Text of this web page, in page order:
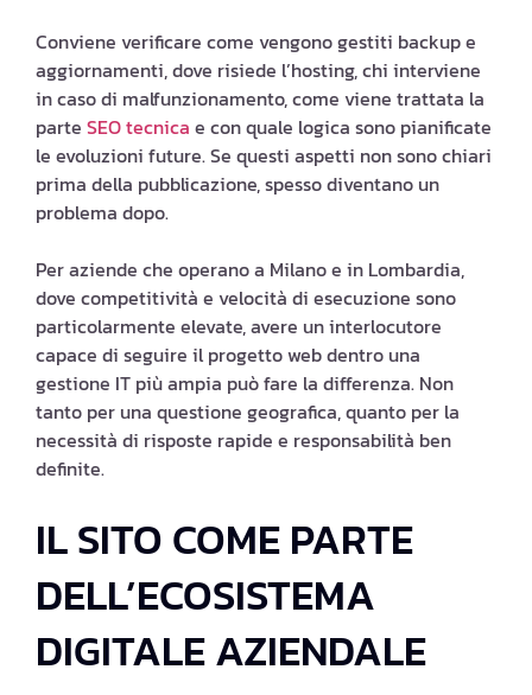
Conviene verificare come vengono gestiti backup e
aggiornamenti, dove risiede l’hosting, chi interviene
in caso di malfunzionamento, come viene trattata la
parte SEO tecnica e con quale logica sono pianificate
le evoluzioni future. Se questi aspetti non sono chiari
prima della pubblicazione, spesso diventano un
problema dopo.
Per aziende che operano a Milano e in Lombardia,
dove competitività e velocità di esecuzione sono
particolarmente elevate, avere un interlocutore
capace di seguire il progetto web dentro una
gestione IT più ampia può fare la differenza. Non
tanto per una questione geografica, quanto per la
necessità di risposte rapide e responsabilità ben
definite.
IL SITO COME PARTE
DELL’ECOSISTEMA
DIGITALE AZIENDALE